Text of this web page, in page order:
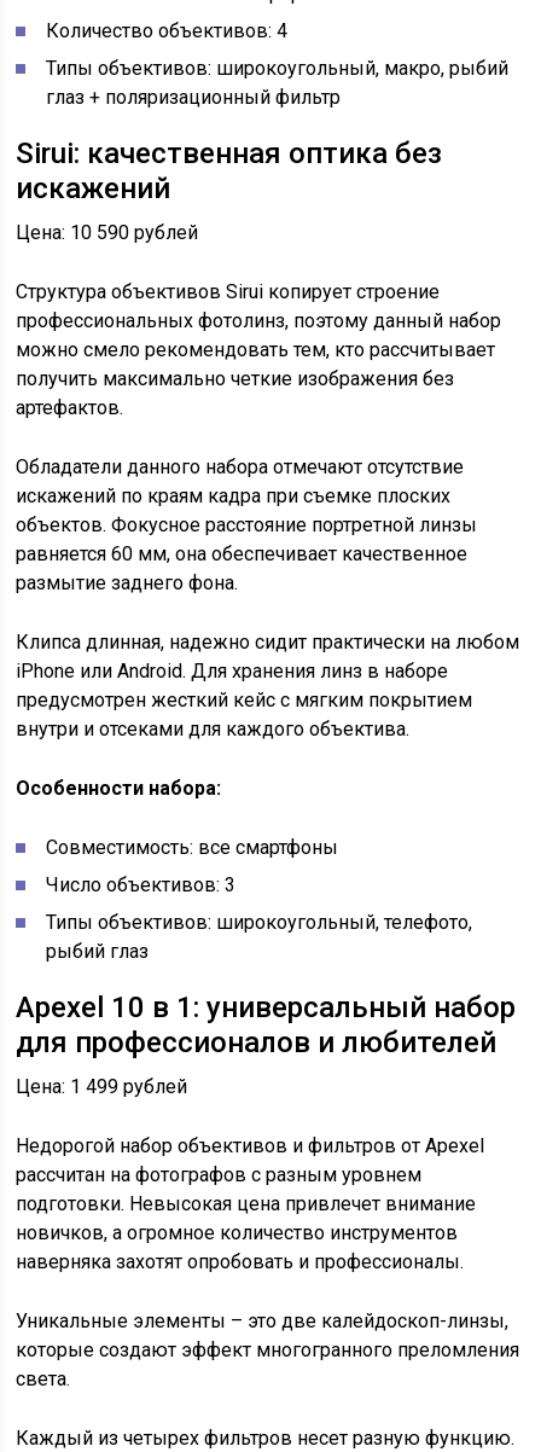
Количество объективов: 4
Типы объективов: широкоугольный, макро, рыбий
глаз + поляризационный фильтр
Sirui: качественная оптика без
искажений
Цена: 10 590 рублей
Структура объективов Sirui копирует строение
профессиональных фотолинз, поэтому данный набор
можно смело рекомендовать тем, кто рассчитывает
получить максимально четкие изображения без
артефактов.
Обладатели данного набора отмечают отсутствие
искажений по краям кадра при съемке плоских
объектов. Фокусное расстояние портретной линзы
равняется 60 мм, она обеспечивает качественное
размытие заднего фона.
Клипса длинная, надежно сидит практически на любом
iPhone или Android. Для хранения линз в наборе
предусмотрен жесткий кейс с мягким покрытием
внутри и отсеками для каждого объектива.
Особенности набора:
Совместимость: все смартфоны
Число объективов: 3
Типы объективов: широкоугольный, телефото,
рыбий глаз
Apexel 10 в 1: универсальный набор
для профессионалов и любителей
Цена: 1 499 рублей
Недорогой набор объективов и фильтров от Apexel
рассчитан на фотографов с разным уровнем
подготовки. Невысокая цена привлечет внимание
новичков, а огромное количество инструментов
наверняка захотят опробовать и профессионалы.
Уникальные элементы – это две калейдоскоп-линзы,
которые создают эффект многогранного преломления
света.
Каждый из четырех фильтров несет разную функцию.